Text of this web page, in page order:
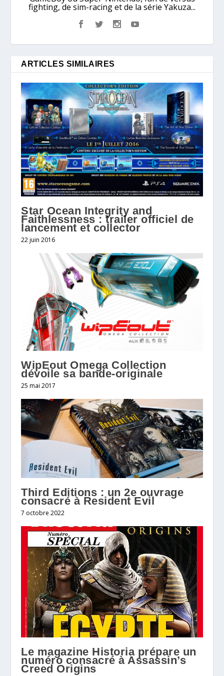
fighting, de sim-racing et de la série Yakuza...
ARTICLES SIMILAIRES
Star Ocean Integrity and
Faithlessness : trailer officiel de
lancement‏ et collector
22 juin 2016
WipEout Omega Collection
dévoile sa bande-originale
25 mai 2017
Third Editions : un 2e ouvrage
consacré à Resident Evil
7 octobre 2022
Le magazine Historia prépare un
numéro consacré à Assassin’s
Creed Origins